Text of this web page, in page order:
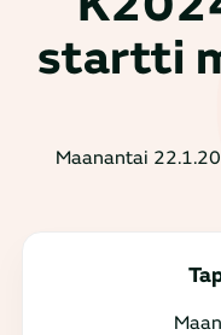
startti
Maanantai